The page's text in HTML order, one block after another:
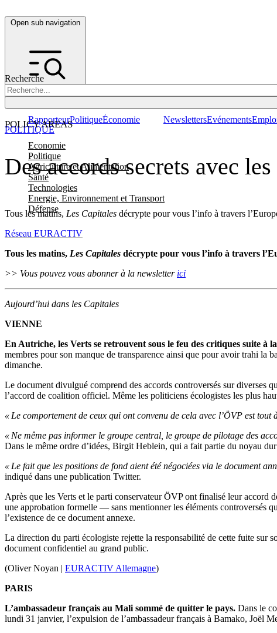
Open sub navigation
Recherche
POLICY AREAS
Economie
Politique
Agriculture et Alimentation
Santé
Technologies
Energie, Environnement et Transport
Défense
RapporteurPolitiqueÉconomie NewslettersEvénements
Des accords secrets avec
Tous les matins, Les Capitales décrypte pour vous l’info à travers
POLITIQUE
Réseau EURACTIV
Tous les matins, Les Capitales décrypte pour vous l’info à travers
>> Vous pouvez vous abonner à la newsletter ici
Aujourd’hui dans les Capitales
VIENNE
En Autriche, les Verts se retrouvent sous le feu des critiques suite à
membres pour son manque de transparence ainsi que pour avoir trahi la
dimanche.
Le document divulgué comprend des accords controversés sur diverses
l’accord de coalition officiel. Même les politiciens écologistes les plus
« Le comportement de ceux qui ont convenu de cela avec l’ÖVP est tout
« Ne même pas informer le groupe central, le groupe de pilotage des
Dans le même ordre d’idées, Birgit Heblein, qui a fait partie du noyau
« Le fait que les positions de fond aient été négociées via le document
indiqué dans une publication Twitter.
Après que les Verts et le parti conservateur ÖVP ont finalisé leur accord
une approbation formelle — sans mentionner les éléments controversés
l’existence de ce document annexe.
La direction du parti écologiste rejette la responsabilité de cette fuite sur
document confidentiel au grand public.
(Oliver Noyan | EURACTIV Allemagne)
PARIS
L’ambassadeur français au Mali sommé de quitter le pays. Dans le
lundi 31 janvier, l’expulsion de l’ambassadeur français à Bamako, Joël